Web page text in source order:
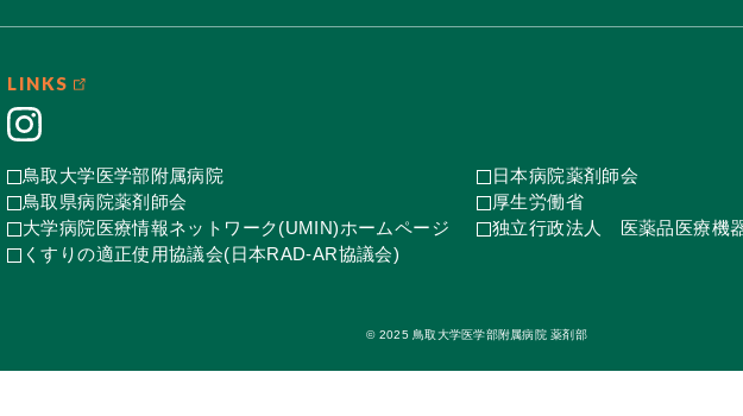
LINKS
鳥取大学医学部附属病院
日本病院薬剤師会
鳥取県病院薬剤師会
厚生労働省
大学病院医療情報ネットワーク(UMIN)ホームページ
独立行政法人 医薬品医療機
くすりの適正使用協議会(日本RAD-AR協議会)
© 2025 鳥取大学医学部附属病院 薬剤部